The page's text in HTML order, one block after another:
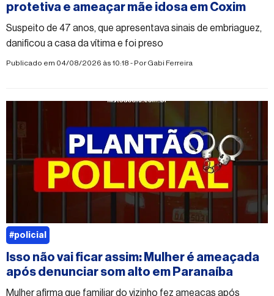
protetiva e ameaçar mãe idosa em Coxim
Suspeito de 47 anos, que apresentava sinais de embriaguez,
danificou a casa da vítima e foi preso
Publicado em 04/08/2026 às 10:18 - PorGabi Ferreira
Isso não vai ficar assim: Mulher é ameaçada
após denunciar som alto em Paranaíba
Mulher afirma que familiar do vizinho fez ameaças após
#policial